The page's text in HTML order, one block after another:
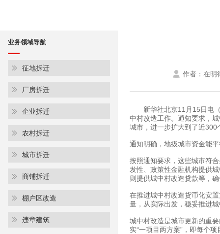
业务领域导航
征地拆迁
厂房拆迁
企业拆迁
农村拆迁
城市拆迁
商铺拆迁
棚户区改造
违章建筑
作者：在明
新华社北京11月15日电
中村改造工作。通知要求，
城市，进一步扩大到了近300
通知明确，地级城市资金能
按照通知要求，这些城市符
发性、政策性金融机构提供
则提供城中村改造贷款等，
在推进城中村改造货币化安
量，从实际出发，稳妥推进
城中村改造是城市更新的重
实“一项目两方案”，即每个